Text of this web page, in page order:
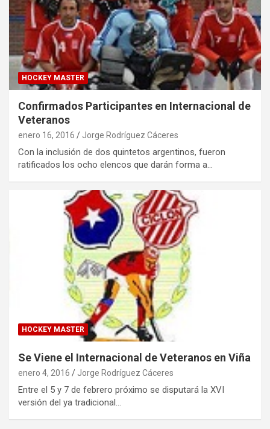
HOCKEY MASTER
Confirmados Participantes en Internacional de
Veteranos
enero 16, 2016 Jorge Rodríguez Cáceres
Con la inclusión de dos quintetos argentinos, fueron
ratificados los ocho elencos que darán forma a…
HOCKEY MASTER
Se Viene el Internacional de Veteranos en Viña
enero 4, 2016 Jorge Rodríguez Cáceres
Entre el 5 y 7 de febrero próximo se disputará la XVI
versión del ya tradicional…